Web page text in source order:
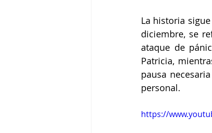
La historia
diciembre, se
ataque de
Patricia,
pausa
personal.
https://